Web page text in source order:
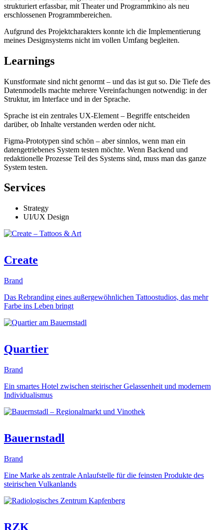
strukturiert erfassbar, mit Theater und Programmkino als neu
erschlossenen Programmbereichen.
Aufgrund des Projektcharakters konnte ich die Implementierung
meines Designsystems nicht im vollen Umfang begleiten.
Learnings
Kunstformate sind nicht genormt – und das ist gut so. Die Tiefe des
Datenmodells machte mehrere Vereinfachungen notwendig: in der
Struktur, im Interface und in der Sprache.
Sprache ist ein zentrales UX-Element – Begriffe entscheiden
darüber, ob Inhalte verstanden werden oder nicht.
Figma-Prototypen sind schön – aber sinnlos, wenn man ein
datengetriebenes System testen möchte. Wenn Backend und
redaktionelle Prozesse Teil des Systems sind, muss man das ganze
System testen.
Services
Strategy
UI/UX Design
Create
Brand
Das Rebranding eines außergewöhnlichen Tattoostudios, das mehr
Farbe ins Leben bringt
Quartier
Brand
Ein smartes Hotel zwischen steirischer Gelassenheit und modernem
Individualismus
Bauernstadl
Brand
Eine Marke als zentrale Anlaufstelle für die feinsten Produkte des
steirischen Vulkanlands
RZK